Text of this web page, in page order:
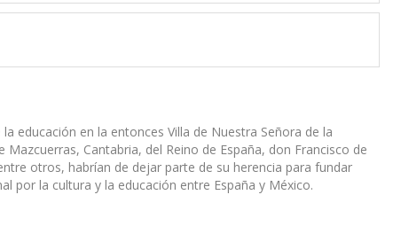
educación en la entonces Villa de Nuestra Señora de la
Cantabria, del Reino de España, don Francisco de
otros, habrían de dejar parte de su herencia para fundar
por la cultura y la educación entre España y México.